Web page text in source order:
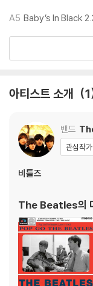
다. 전용 제품으로 이를
3) 바늘에 먼지가 쌓이
렁거리거나 휘어지는 경
가능합니다.
2) 재생 음역의 왜곡을
지되도록 디스크 센터
블 스핀들에 맞지 않는
하시면 해결됩니다.
가 있으며, 이는 상품
불량으로 인한 반품/교
※ 컬러 디스크
아래에 해당하는 경우
A5 Baby’s In Black
아티스트 소개 1
밴드
관심작
비틀즈
The Beatles의